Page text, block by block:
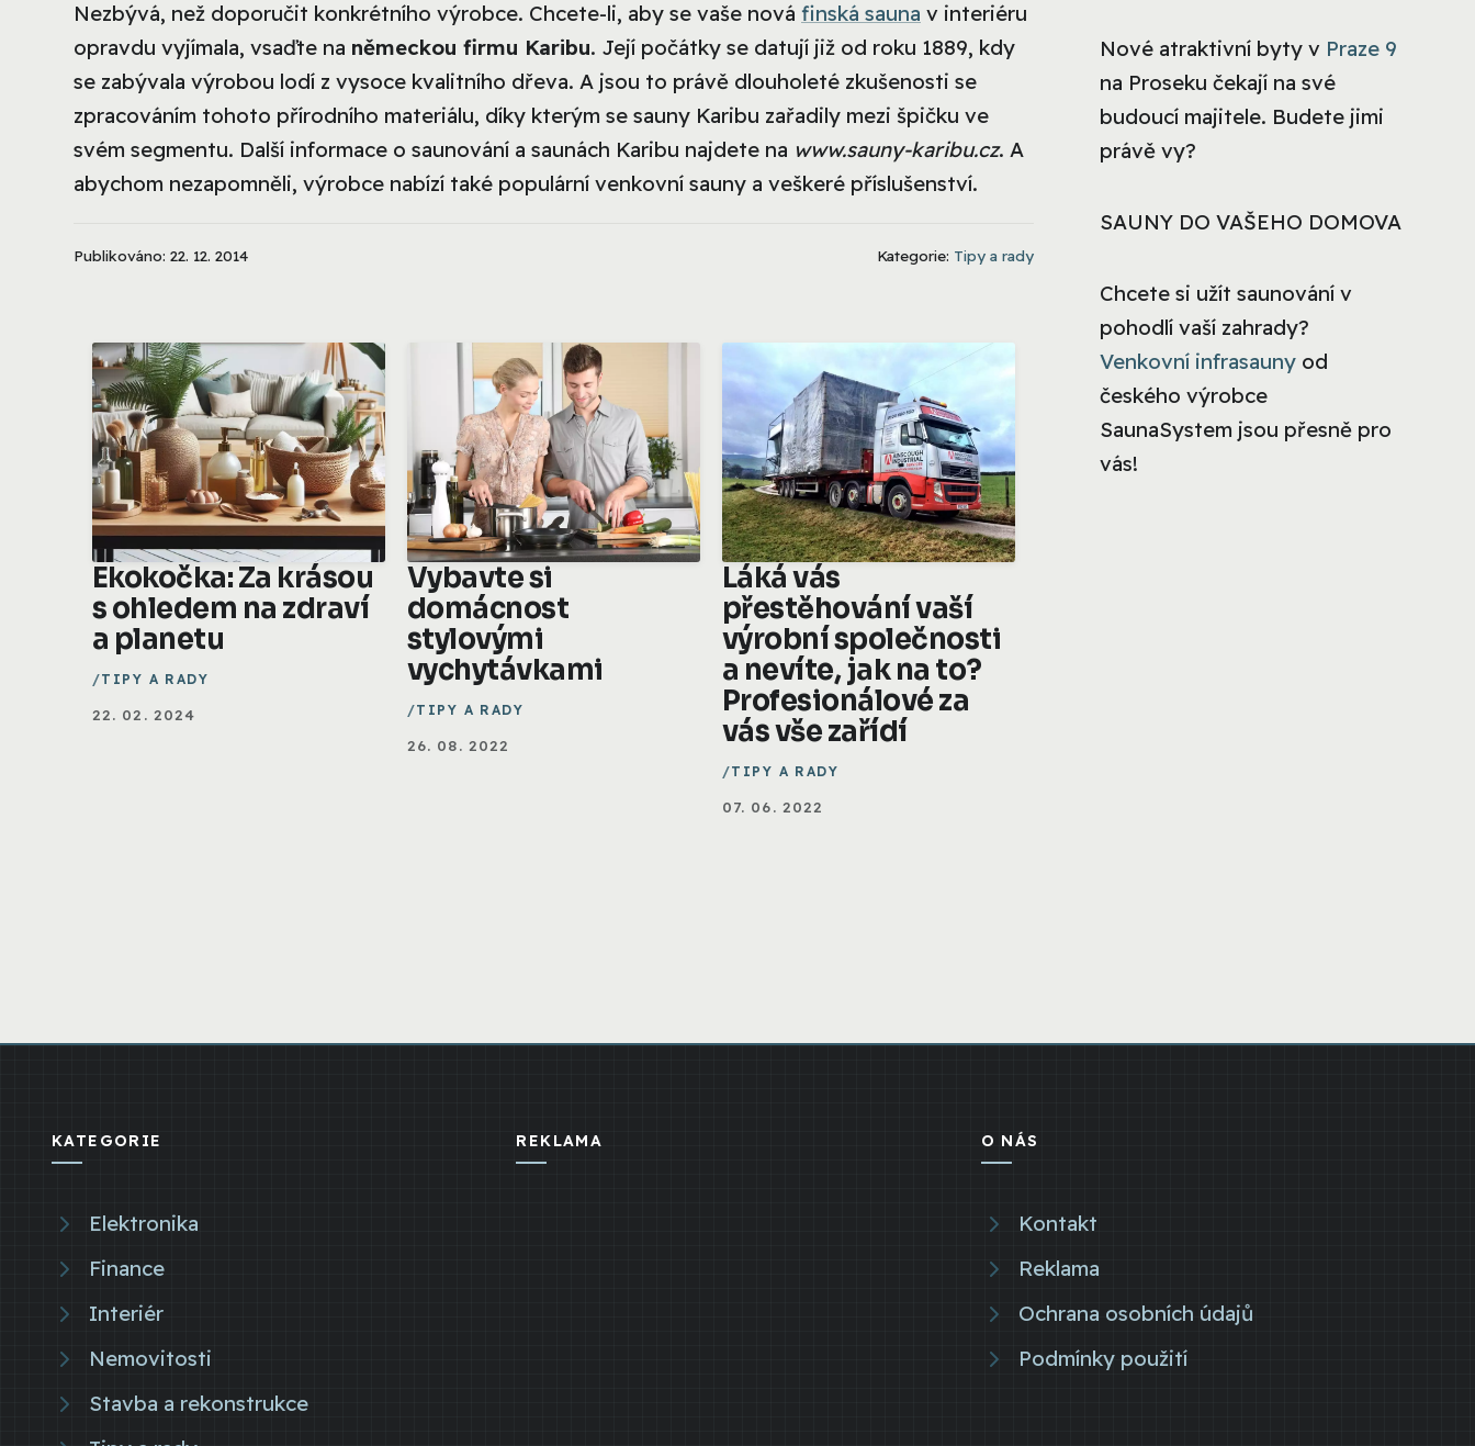
Nezbývá, než doporučit konkrétního výrobce. Chcete-li, aby se vaše nová finská sauna v interiéru
opravdu vyjímala, vsaďte na německou firmu Karibu. Její počátky se datují již od roku 1889, kdy
se zabývala výrobou lodí z vysoce kvalitního dřeva. A jsou to právě dlouholeté zkušenosti se
zpracováním tohoto přírodního materiálu, díky kterým se sauny Karibu zařadily mezi špičku ve
svém segmentu. Další informace o saunování a saunách Karibu najdete na www.sauny-karibu.cz. A
abychom nezapomněli, výrobce nabízí také populární venkovní sauny a veškeré příslušenství.
Publikováno: 22. 12. 2014 Kategorie: Tipy a rady
Ekokočka: Za krásou
s ohledem na zdraví
a planetu
TIPY A RADY
22. 02. 2024
Vybavte si
domácnost
stylovými
vychytávkami
TIPY A RADY
26. 08. 2022
Láká vás
přestěhování vaší
výrobní společnosti
a nevíte, jak na to?
Profesionálové za
vás vše zařídí
TIPY A RADY
07. 06. 2022
Nové atraktivní byty v Praze 9
na Proseku čekají na své
budoucí majitele. Budete jimi
právě vy?
SAUNY DO VAŠEHO DOMOVA
Chcete si užít saunování v
pohodlí vaší zahrady?
Venkovní infrasauny od
českého výrobce
SaunaSystem jsou přesně pro
vás!
KATEGORIE
Elektronika
Finance
Interiér
Nemovitosti
Stavba a rekonstrukce
REKLAMA O NÁS
Kontakt
Reklama
Ochrana osobních údajů
Podmínky použití